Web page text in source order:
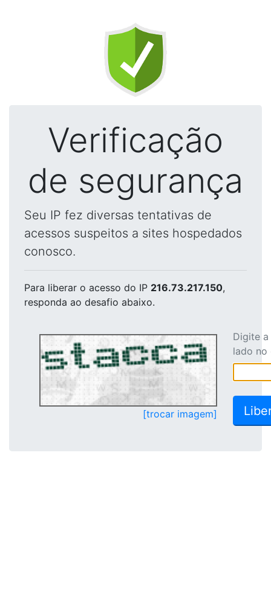
Verificação
de segurança
Seu IP fez diversas tentativas de
acessos suspeitos a sites hospedados
conosco.
Para liberar o acesso do IP 216.73.217.150,
responda ao desafio abaixo.
[trocar imagem]
Digite
lado no